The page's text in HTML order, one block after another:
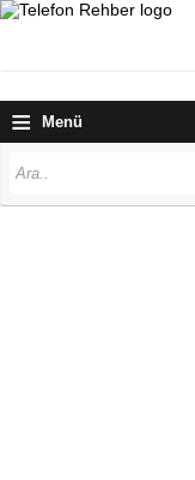
≡ Menü